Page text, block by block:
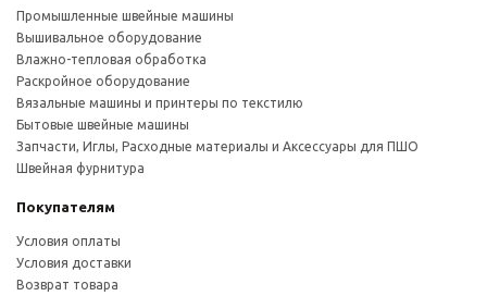
Промышленные швейные машины
Вышивальное оборудование
Влажно-тепловая обработка
Раскройное оборудование
Вязальные машины и принтеры по текстилю
Бытовые швейные машины
Запчасти, Иглы, Расходные материалы и Аксессуары для ПШО
Швейная фурнитура
Покупателям
Условия оплаты
Условия доставки
Возврат товара